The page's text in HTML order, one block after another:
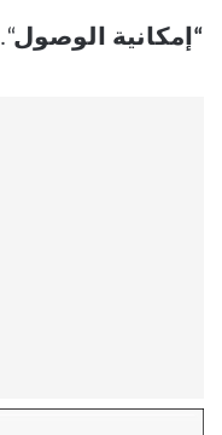
“إمكانية الوصول“.